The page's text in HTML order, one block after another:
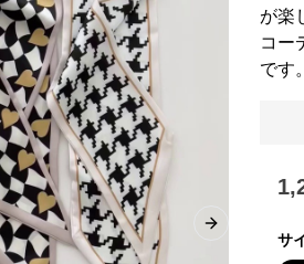
Next slide
が楽
コー
です。
サ